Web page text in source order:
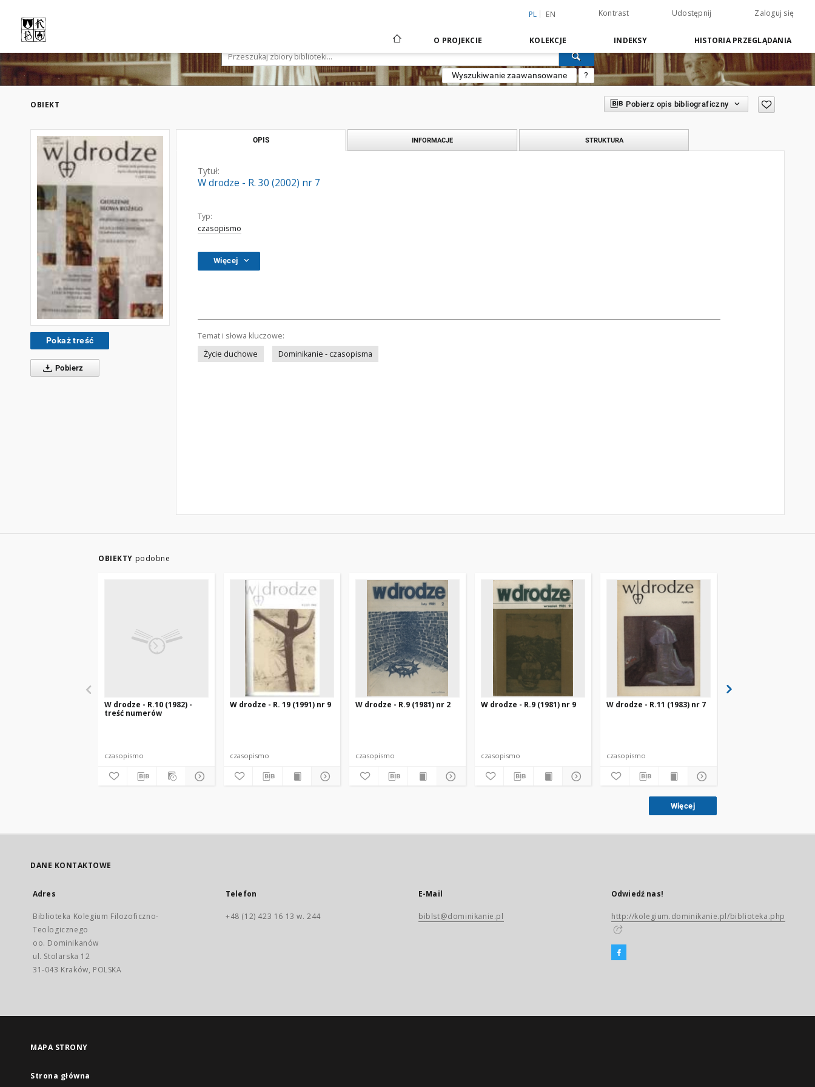
PL EN Kontrast Udostępnij Zaloguj się
O PROJEKCIE KOLEKCJE INDEKSY HISTORIA PRZEGLĄDANIA
Wyszukiwanie zaawansowane ?
OBIEKT Pobierz opis bibliograficzny
Pokaż treść
Pobierz
OPIS INFORMACJE STRUKTURA
Tytuł:
W drodze - R. 30 (2002) nr 7
Typ:
czasopismo
Więcej
Temat i słowa kluczowe:
Życie duchowe
Dominikanie - czasopisma
OBIEKTY podobne
W drodze - R.10 (1982) -
treść numerów
czasopismo
W drodze - R. 19 (1991) nr 9
czasopismo
W drodze - R.9 (1981) nr 2
czasopismo
W drodze - R.9 (1981) nr 9
czasopismo
W drodze - R.11 (1983) nr 7
czasopismo
Więcej
DANE KONTAKTOWE
Adres
Biblioteka Kolegium Filozoficzno-
Teologicznego
oo. Dominikanów
ul. Stolarska 12
31-043 Kraków, POLSKA
Telefon
+48 (12) 423 16 13 w. 244
E-Mail
biblst@dominikanie.pl
Odwiedź nas!
http://kolegium.dominikanie.pl/biblioteka.php
MAPA STRONY
Strona główna